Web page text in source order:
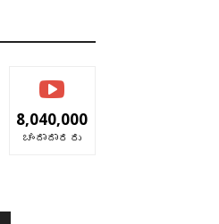
8,040,000
ಚಂದಾದಾರರು